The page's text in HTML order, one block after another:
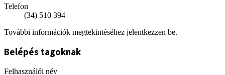
Telefon
(34) 510 394
További információk megtekintéséhez jelentkezzen be.
Belépés tagoknak
Felhasználói név